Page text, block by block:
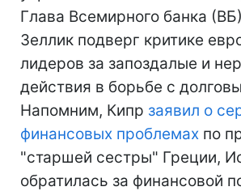
Глава Всемирного банка
Зеллик подверг критике
лидеров за запоздалые и
действия в борьбе с
Напомним, Кипр заявил о
финансовых проблемах по
"старшей сестры" Греции,
обратилась за финансовой